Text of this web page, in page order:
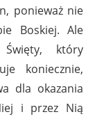
ponieważ nie
Boskiej. Ale
który
koniecznie,
dla okazania
i przez Nią